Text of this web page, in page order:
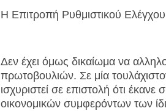
H Επιτροπή Ρυθμιστικού
Δεν έχει όμως δικαίωμα να
πρωτοβουλιών. Σε μία
ισχυριστεί σε επιστολή ότι
οικονομικών συμφερόντων των